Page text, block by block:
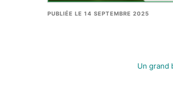
PUBLIÉE LE 14 SEPTEMBRE 2025
Un grand